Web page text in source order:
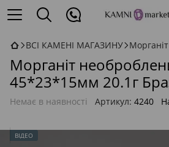
ВСІ КАМЕНІ МАГАЗИНУ Морганіт
Морганіт
45*23*15мм 20.1г
Немає в наявності Артикул: 4240
ВІДЕО